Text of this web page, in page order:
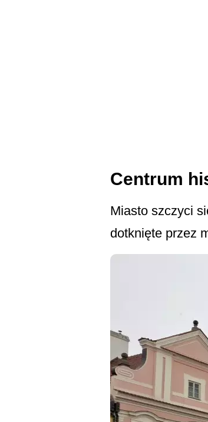
Centrum
Miasto szczyci
dotknięte przez